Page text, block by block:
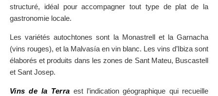
structuré, idéal pour accompagner tout type de plat de la
gastronomie locale.
Les variétés autochtones sont la Monastrell et la Garnacha
(vins rouges), et la Malvasía en vin blanc. Les vins d’Ibiza sont
élaborés et produits dans les zones de Sant Mateu, Buscastell
et Sant Josep.
Vins de la Terra est l’indication géographique qui recueille